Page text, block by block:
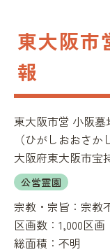
東大阪市
報
東大阪市営 小阪墓
（ひがしおおさか
大阪府東大阪市宝
公営霊園
宗教・宗旨： 宗教
区画数： 1,000区画
総面積： 不明